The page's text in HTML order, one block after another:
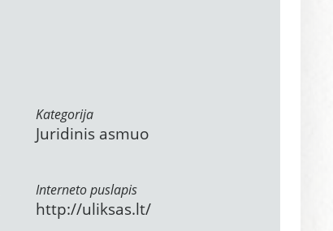
Kategorija
Juridinis asmuo
Interneto puslapis
http://uliksas.lt/